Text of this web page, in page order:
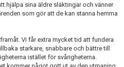
hjälpa sina äldre släktingar och vänner
som gör att de kan stanna hemma
Vi får extra mycket tid att fundera
starkare, snabbare och bättre till
istället för svårigheterna.